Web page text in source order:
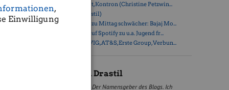
,
Einwilligung
die
» PIR-News: Post, Kontron (Christine Petzwin...
» (Christian Drastil)
» Wiener Börse zu Mittag schwächer: Bajaj Mo...
» Börse-Inputs auf Spotify zu u.a. Jugend fr...
» ATX-Trends: VIG, AT&S, Erste Group, Verbun...
Christian Drastil
Der Namensgeber des Blogs. Ich